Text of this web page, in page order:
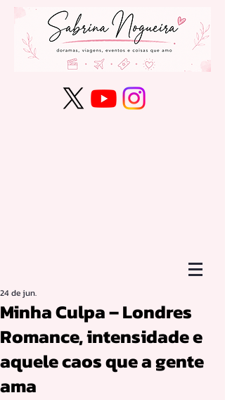
Minha Culpa – Londres
Romance, intensidade e
aquele caos que a gente
ama
24 de jun.